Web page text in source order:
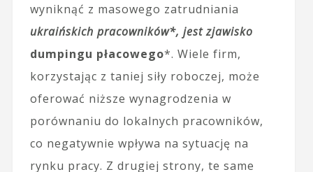
wyniknąć z masowego zatrudniania
ukraińskich pracowników*, jest zjawisko
dumpingu płacowego*. Wiele firm,
korzystając z taniej siły roboczej, może
oferować niższe wynagrodzenia w
porównaniu do lokalnych pracowników,
co negatywnie wpływa na sytuację na
rynku pracy. Z drugiej strony, te same